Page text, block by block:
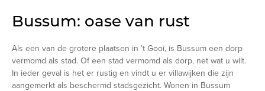
Bussum: oase van rust
Als een van de grotere plaatsen in ’t Gooi, is Bussum een dorp
vermomd als stad. Of een stad vermomd als dorp, net wat u wilt.
In ieder geval is het er rustig en vindt u er villawijken die zijn
aangemerkt als beschermd stadsgezicht. Wonen in Bussum